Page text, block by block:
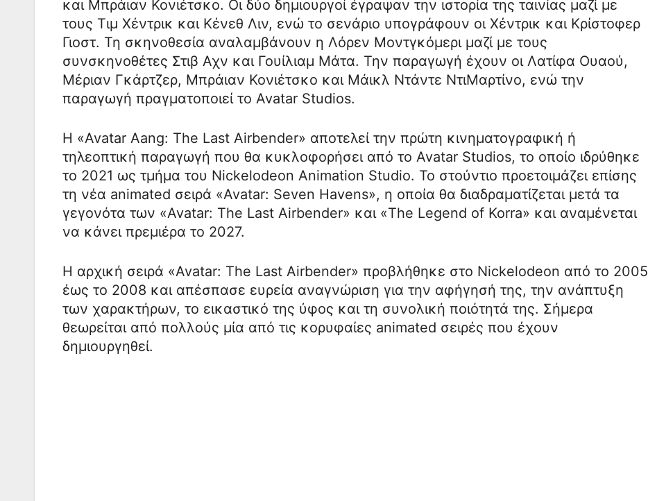
και Μπράιαν Κονιέτσκο. Οι δύο δημιουργοί έγραψαν την ιστορία της ταινίας μαζί με
τους Τιμ Χέντρικ και Κένεθ Λιν, ενώ το σενάριο υπογράφουν οι Χέντρικ και Κρίστοφερ
Γιοστ. Τη σκηνοθεσία αναλαμβάνουν η Λόρεν Μοντγκόμερι μαζί με τους
συνσκηνοθέτες Στιβ Αχν και Γουίλιαμ Μάτα. Την παραγωγή έχουν οι Λατίφα Ουαού,
Μέριαν Γκάρτζερ, Μπράιαν Κονιέτσκο και Μάικλ Ντάντε ΝτιΜαρτίνο, ενώ την
παραγωγή πραγματοποιεί το Avatar Studios.
Η «Avatar Aang: The Last Airbender» αποτελεί την πρώτη κινηματογραφική ή
τηλεοπτική παραγωγή που θα κυκλοφορήσει από το Avatar Studios, το οποίο ιδρύθηκε
το 2021 ως τμήμα του Nickelodeon Animation Studio. Το στούντιο προετοιμάζει επίσης
τη νέα animated σειρά «Avatar: Seven Havens», η οποία θα διαδραματίζεται μετά τα
γεγονότα των «Avatar: The Last Airbender» και «The Legend of Korra» και αναμένεται
να κάνει πρεμιέρα το 2027.
Η αρχική σειρά «Avatar: The Last Airbender» προβλήθηκε στο Nickelodeon από το 2005
έως το 2008 και απέσπασε ευρεία αναγνώριση για την αφήγησή της, την ανάπτυξη
των χαρακτήρων, το εικαστικό της ύφος και τη συνολική ποιότητά της. Σήμερα
θεωρείται από πολλούς μία από τις κορυφαίες animated σειρές που έχουν
δημιουργηθεί.